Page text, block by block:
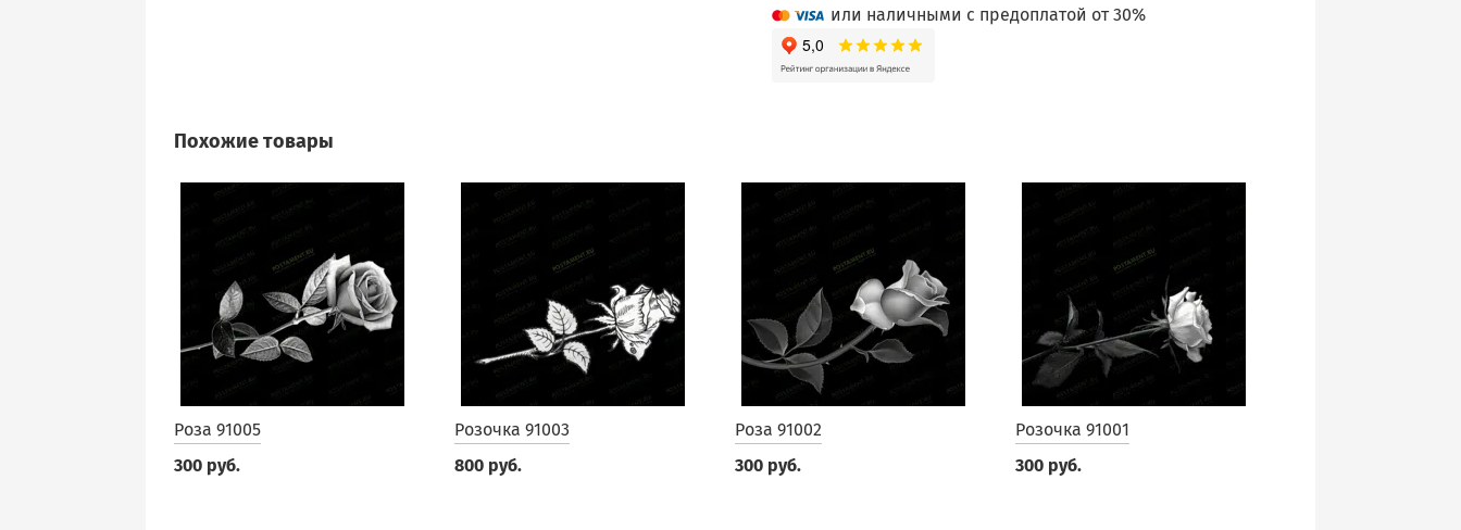
или наличными с предоплатой от 30%
Похожие товары
Роза 91005
300 руб.
Розочка 91003
800 руб.
Роза 91002
300 руб.
Розочка 91001
300 руб.